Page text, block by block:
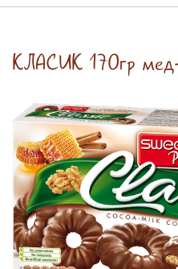
КЛАСИК 170гр